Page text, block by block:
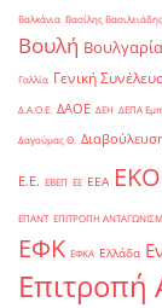
Βαλκάνια Βασίλης Βασιλειάδης
Βουλή Βουλγαρία
Γαλλία Γενική
Δ.Α.Ο.Ε. ΔΑΟΕ ΔΕΗ ΔΕΠΑ
Δαγούμας Θ.
Ε.Ε. ΕΒΕΠ ΕΕ ΕΕΑ ΕΚΟ
ΕΠΑΝΤ ΕΠΙΤΡΟΠΗ
ΕΦΚ ΕΦΚΑ Ελλάδα
Επιτροπή